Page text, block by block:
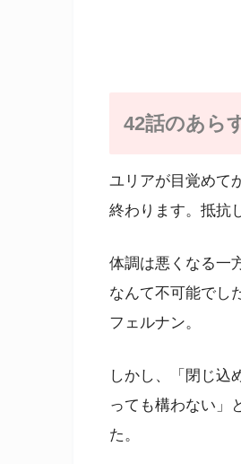
42話のあら
ユリアが目覚めて
終わります。抵抗
体調は悪くなる一
なんて不可能でし
フェルナン。
しかし、「閉じ込
っても構わない」
た。